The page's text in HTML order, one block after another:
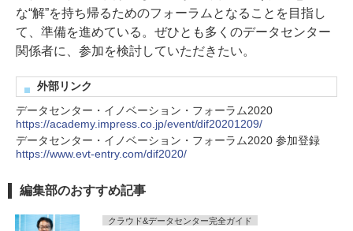
な“解”を持ち帰るためのフォーラムとなることを目指し
て、準備を進めている。ぜひとも多くのデータセンター
関係者に、参加を検討していただきたい。
外部リンク
データセンター・イノベーション・フォーラム2020
https://academy.impress.co.jp/event/dif20201209/
データセンター・イノベーション・フォーラム2020 参加登録
https://www.evt-entry.com/dif2020/
編集部のおすすめ記事
クラウド&データセンター完全ガイド